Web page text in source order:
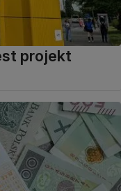
projekt